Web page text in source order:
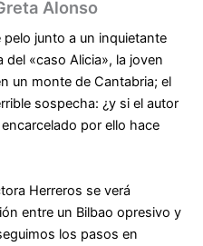
Alonso
junto a un inquietante
«caso Alicia», la joven
un monte de Cantabria; el
sospecha: ¿y si el autor
por ello hace
Herreros se verá
entre un Bilbao opresivo y
los pasos en